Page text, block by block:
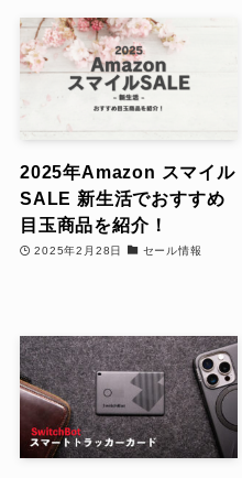
2025年Amazon スマイル
SALE 新生活でおすすめ
目玉商品を紹介！
2025年2月28日 セール情報